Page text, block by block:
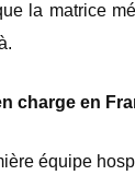
la matrice
charge en
équipe